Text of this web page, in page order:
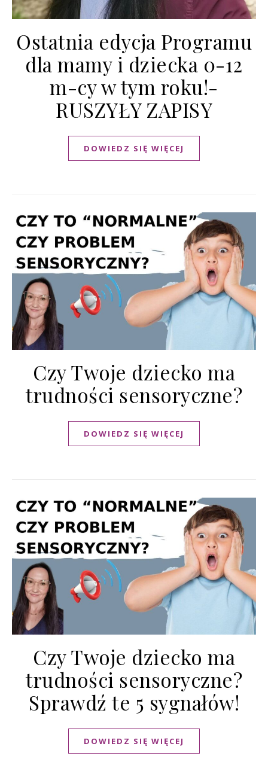
Ostatnia edycja Programu
dla mamy i dziecka 0-12
m-cy w tym roku!-
RUSZYŁY ZAPISY
DOWIEDZ SIĘ WIĘCEJ
Czy Twoje dziecko ma
trudności sensoryczne?
DOWIEDZ SIĘ WIĘCEJ
Czy Twoje dziecko ma
trudności sensoryczne?
Sprawdź te 5 sygnałów!
DOWIEDZ SIĘ WIĘCEJ